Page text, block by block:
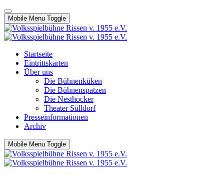
Mobile Menu Toggle
Startseite
Eintrittskarten
Über uns
Die Bühnenküken
Die Bühnenspatzen
Die Nesthocker
Theater Sülldorf
Presseinformationen
Archiv
Mobile Menu Toggle